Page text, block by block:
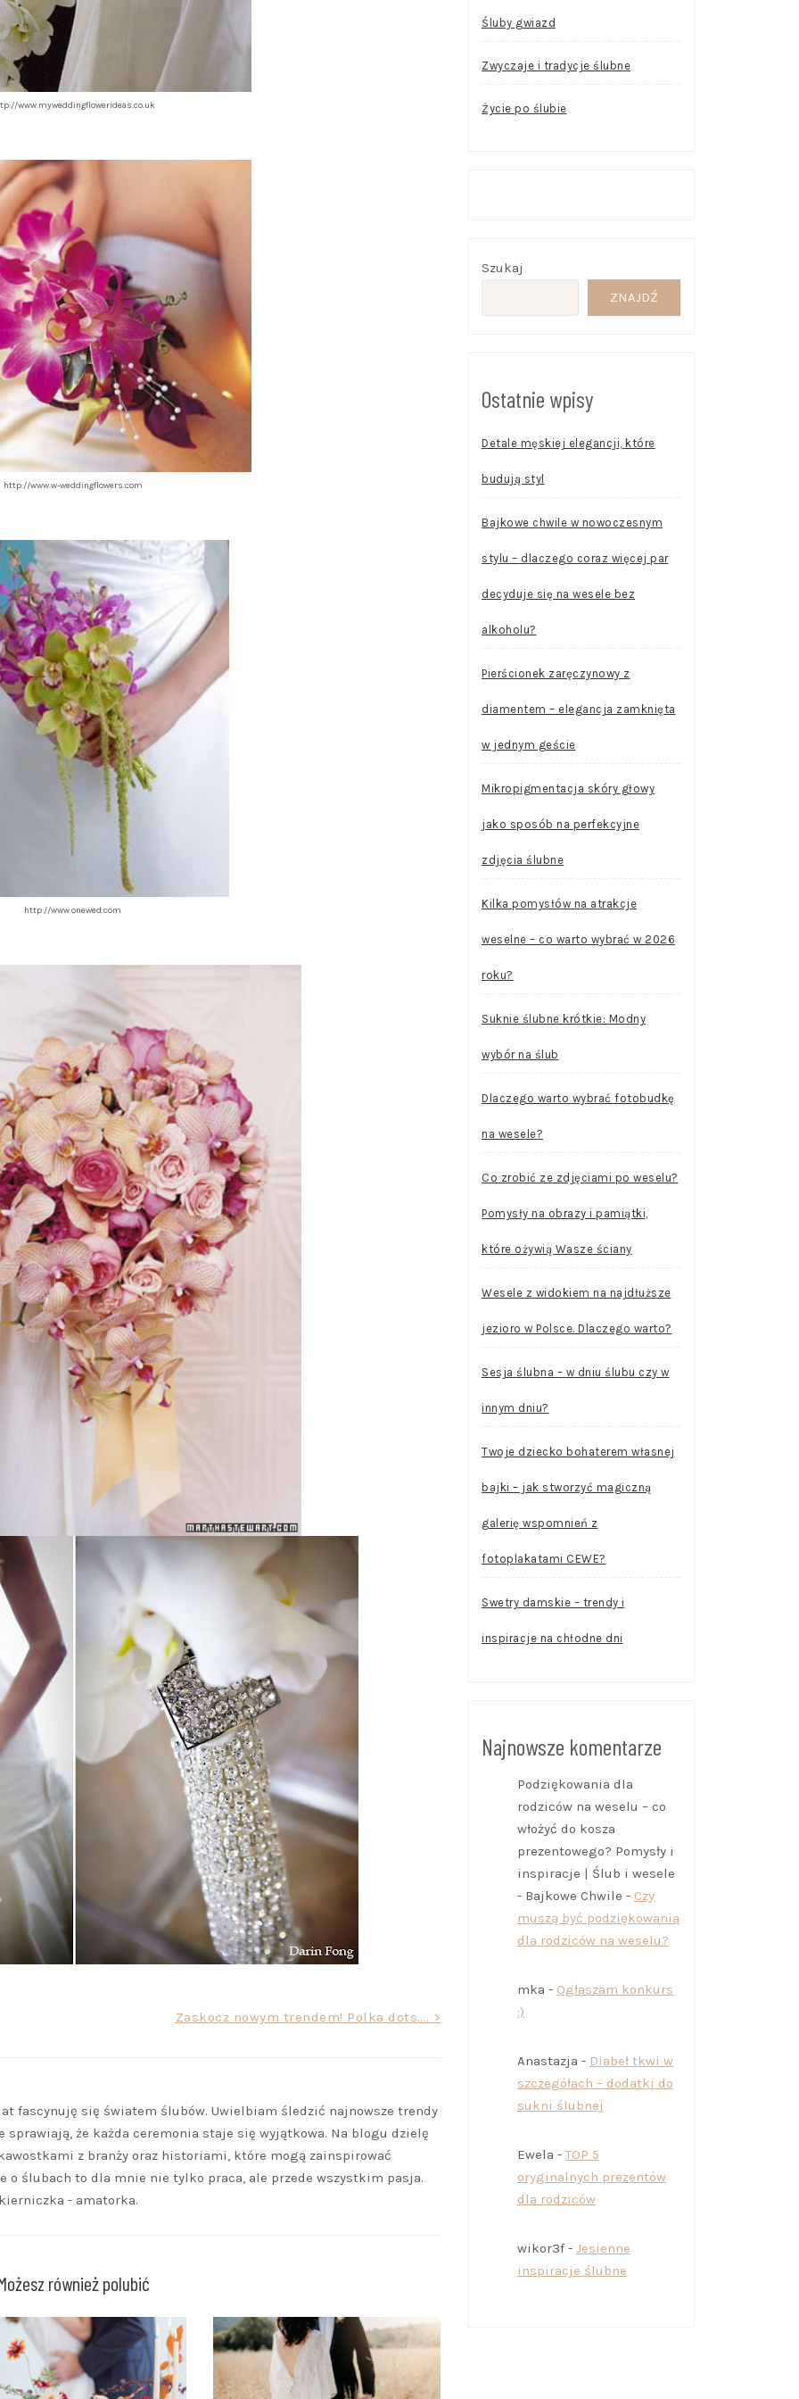
www.myweddingflowerideas.co.uk
http://www.w-weddingflowers.com
http://www.onewed.com
Zaskocz nowym trendem! Polka dots…. >
fascynuję się światem ślubów. Uwielbiam śledzić najnowsze trendy
że każda ceremonia staje się wyjątkowa. Na blogu dzielę
z branży oraz historiami, które mogą zainspirować
o ślubach to dla mnie nie tylko praca, ale przede wszystkim pasja.
- amatorka.
również polubić
Śluby gwiazd
Zwyczaje i tradycje ślubne
Życie po ślubie
Szukaj
ZNAJDŹ
Ostatnie wpisy
Detale męskiej elegancji, które
budują styl
Bajkowe chwile w nowoczesnym
stylu – dlaczego coraz więcej par
decyduje się na wesele bez
alkoholu?
Pierścionek zaręczynowy z
diamentem – elegancja zamknięta
w jednym geście
Mikropigmentacja skóry głowy
jako sposób na perfekcyjne
zdjęcia ślubne
Kilka pomysłów na atrakcje
weselne – co warto wybrać w 2026
roku?
Suknie ślubne krótkie: Modny
wybór na ślub
Dlaczego warto wybrać fotobudkę
na wesele?
Co zrobić ze zdjęciami po weselu?
Pomysły na obrazy i pamiątki,
które ożywią Wasze ściany
Wesele z widokiem na najdłuższe
jezioro w Polsce. Dlaczego warto?
Sesja ślubna – w dniu ślubu czy w
innym dniu?
Twoje dziecko bohaterem własnej
bajki – jak stworzyć magiczną
galerię wspomnień z
fotoplakatami CEWE?
Swetry damskie – trendy i
inspiracje na chłodne dni
Najnowsze komentarze
Podziękowania dla
rodziców na weselu – co
włożyć do kosza
prezentowego? Pomysły i
inspiracje | Ślub i wesele
- Bajkowe Chwile - Czy
muszą być podziękowania
dla rodziców na weselu?
mka - Ogłaszam konkurs
:)
Anastazja - Diabeł tkwi w
szczegółach – dodatki do
sukni ślubnej
Ewela -TOP 5
oryginalnych prezentów
dla rodziców
wikor3f - Jesienne
inspiracje ślubne